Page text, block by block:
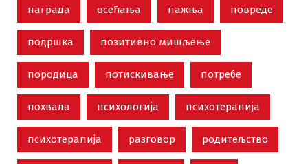
награда осећања пажња повреде
подршка позитивно мишљење
породица потискивање потребе
похвала психологија психотерапија
психотерапија разговор родитељство